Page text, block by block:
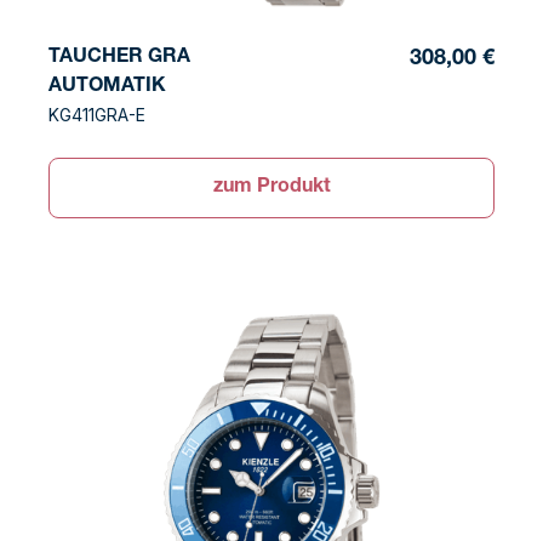
TAUCHER GRA
AUTOMATIK
KG411GRA-E
308,00 €
zum Produkt